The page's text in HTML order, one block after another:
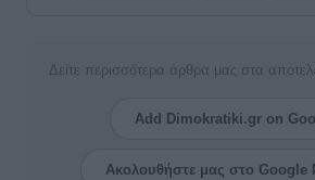
Δείτε περισσότερα άρθρα μας στα
Add Dimokratiki.gr on
Ακολουθήστε μας στο